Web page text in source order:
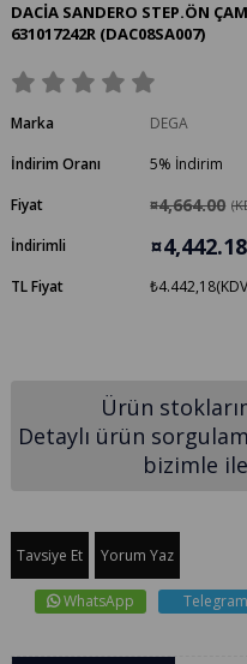
DACİA SANDERO STEP.ÖN
631017242R (DAC08SA007)
Marka
DEGA
İndirim Oranı
%
5
İndirim
Fiyat
¤4,664.00
İndirimli ¤4,442.18
TL Fiyat ₺4.442,18
Ürün
Detaylı ürün
bizimle
Tavsiye Et Yorum Yaz
WhatsApp Telegram